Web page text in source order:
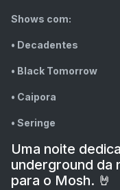
Shows com:
• Decadentes
• Black Tomorrow
• Caipora
• Seringe
Uma noite
underground da
para o Mosh. 🤘